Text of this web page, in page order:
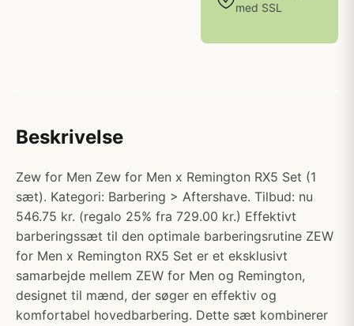
med SSL
Beskrivelse
Zew for Men Zew for Men x Remington RX5 Set (1
sæt). Kategori: Barbering > Aftershave. Tilbud: nu
546.75 kr. (regalo 25% fra 729.00 kr.) Effektivt
barberingssæt til den optimale barberingsrutine ZEW
for Men x Remington RX5 Set er et eksklusivt
samarbejde mellem ZEW for Men og Remington,
designet til mænd, der søger en effektiv og
komfortabel hovedbarbering. Dette sæt kombinerer